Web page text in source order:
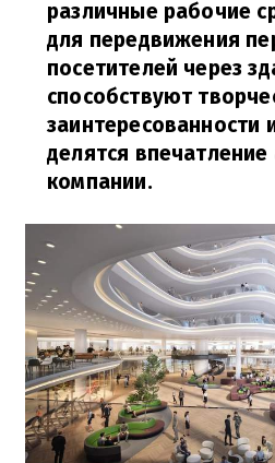
различные рабочие
для передвижения
посетителей через
способствуют
заинтересованности
делятся
компании.